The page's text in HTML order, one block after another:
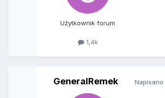
Użytkownik forum
1,4k
GeneralRemek Napisano